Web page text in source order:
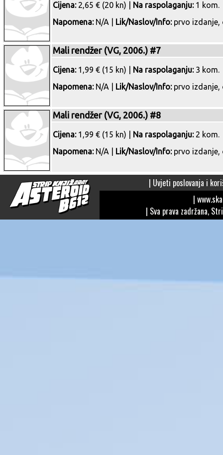
Cijena:2,65 € (20 kn) | Na raspolaganju:1 kom.
Napomena:N/A | Lik/Naslov/Info:prvo izdanje,
Mali rendžer (VG, 2006.) #7
Cijena:1,99 € (15 kn) | Na raspolaganju:3 kom.
Napomena:N/A | Lik/Naslov/Info:prvo izdanje,
Mali rendžer (VG, 2006.) #8
Cijena:1,99 € (15 kn) | Na raspolaganju:2 kom.
Napomena:N/A | Lik/Naslov/Info:prvo izdanje,
| Uvjeti poslovanja i
|
| Sva prava zadržana,